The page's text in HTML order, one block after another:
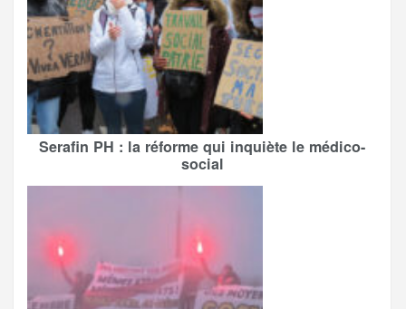
Serafin PH : la réforme qui inquiète le médico-
social